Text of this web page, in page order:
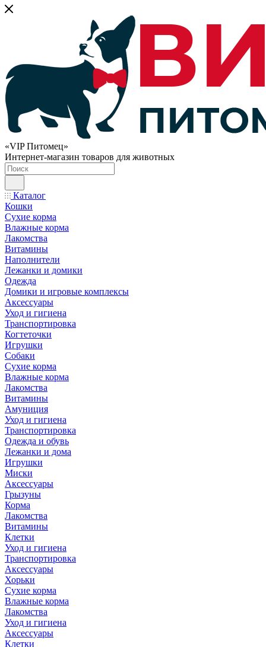
«VIP Питомец»
Интернет-магазин товаров для животных
Каталог
Кошки
Сухие корма
Влажные корма
Лакомства
Витамины
Наполнители
Лежанки и домики
Одежда
Домики и игровые комплексы
Аксессуары
Уход и гигиена
Транспортировка
Когтеточки
Игрушки
Собаки
Сухие корма
Влажные корма
Лакомства
Витамины
Амуниция
Уход и гигиена
Транспортировка
Одежда и обувь
Лежанки и дома
Игрушки
Миски
Аксессуары
Грызуны
Корма
Лакомства
Витамины
Клетки
Уход и гигиена
Транспортировка
Аксессуары
Хорьки
Сухие корма
Влажные корма
Лакомства
Уход и гигиена
Аксессуары
Клетки